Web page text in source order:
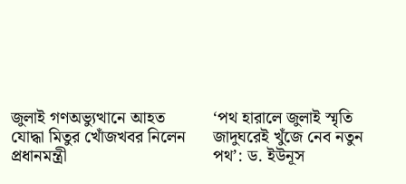
জুলাই গণঅভ্যুত্থানে আহত
যোদ্ধা মিতুর খোঁজখবর নিলেন
প্রধানমন্ত্রী
‘পথ হারালে জুলাই স্মৃতি
জাদুঘরেই খুঁজে নেব নতুন
পথ’: ড. ইউনূস